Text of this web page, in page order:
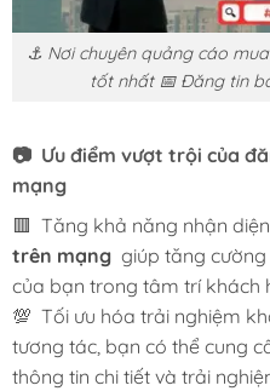
⚓ Nơi chuyên quảng cáo
tốt nhất 📅 Đăng tin
📷 Ưu điểm vượt trội của
mạng
🟥 Tăng khả năng nhận
trên mạng giúp tăng
của bạn trong tâm trí khách
💯 Tối ưu hóa trải nghiệm
tương tác, bạn có thể cung
thông tin chi tiết và trải